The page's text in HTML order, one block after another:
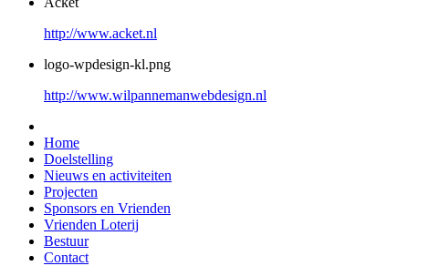
http://www.acket.nl
logo-wpdesign-kl.png
http://www.wilpannemanwebdesign.nl
Home
Doelstelling
Nieuws en activiteiten
Projecten
Sponsors en Vrienden
Vrienden Loterij
Bestuur
Contact